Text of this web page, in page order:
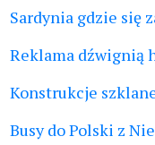
Sardynia gdzie się
Reklama dźwignią
Konstrukcje
Busy do Polski z